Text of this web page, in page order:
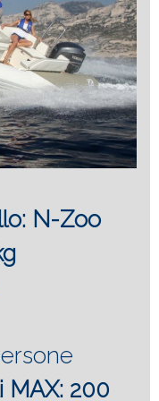
N-Zoo
MAX: 200